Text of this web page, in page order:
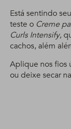
Está sentindo
teste o Creme
Curls Intensify,
cachos, além
Aplique nos fios
ou deixe secar